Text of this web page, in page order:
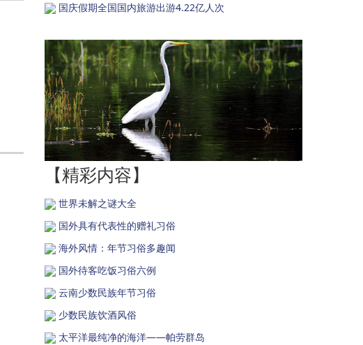
国庆假期全国国内旅游出游4.22亿人次
【精彩内容】
世界未解之谜大全
国外具有代表性的赠礼习俗
海外风情：年节习俗多趣闻
国外待客吃饭习俗六例
云南少数民族年节习俗
少数民族饮酒风俗
太平洋最纯净的海洋——帕劳群岛